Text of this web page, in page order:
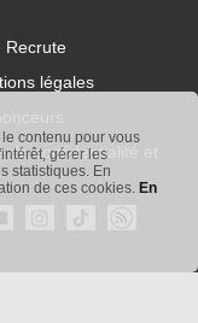
de confidentialité et
contenu pour vous
gérer les
statistiques. En
de ces cookies. En